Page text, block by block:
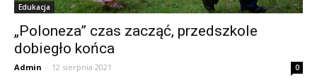
Edukacja
„Poloneza” czas zacząć, przedszkole
dobiegło końca
Admin - 12 sierpnia 2021 0